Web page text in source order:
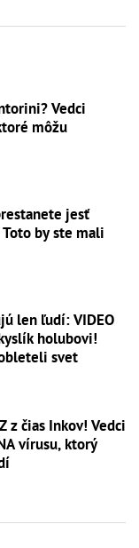
Vedci
môžu
jesť
by ste mali
len ľudí: VIDEO
holubovi!
svet
z čias Inkov! Vedci
vírusu, ktorý